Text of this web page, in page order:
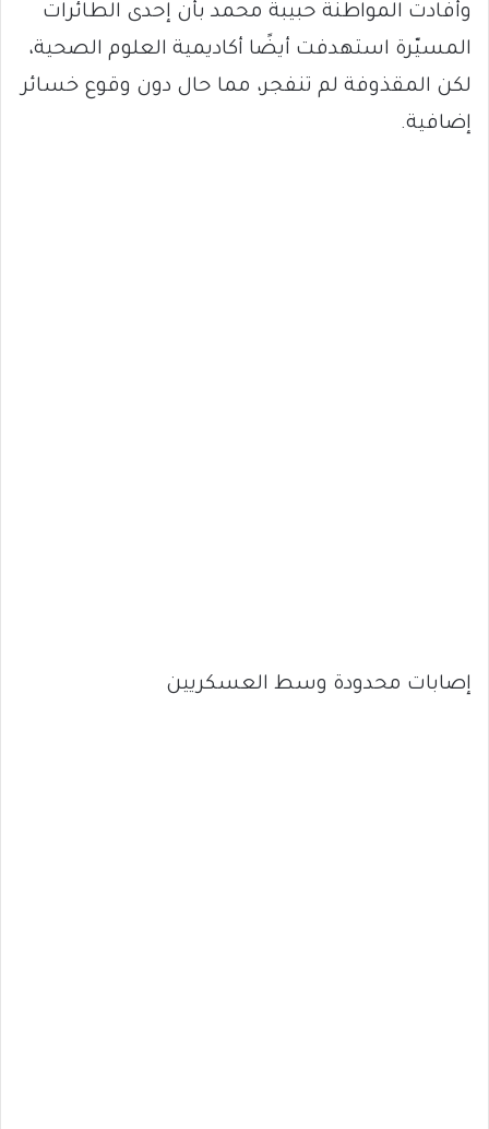
وأفادت المواطنة حبيبة محمد بأن إحدى الطائرات
المسيّرة استهدفت أيضًا أكاديمية العلوم الصحية،
لكن المقذوفة لم تنفجر، مما حال دون وقوع خسائر
إضافية.
إصابات محدودة وسط العسكريين